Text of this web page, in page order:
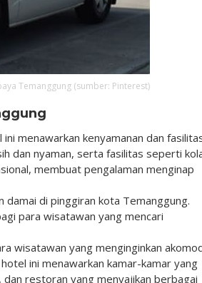
Temanggung (sumber: Pinterest)
menawarkan kenyamanan dan
dan nyaman, serta fasilitas seperti
membuat pengalaman menginap
damai di pinggiran kota Temanggung.
para wisatawan yang mencari
wisatawan yang menginginkan
ini menawarkan kamar-kamar yang
restoran yang menyajikan berbagai